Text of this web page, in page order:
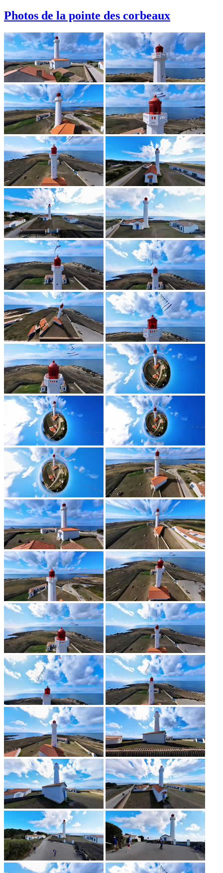
Photos de la pointe des corbeaux